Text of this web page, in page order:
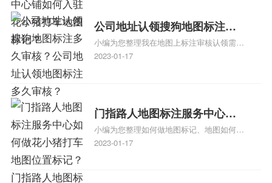
图标注服务中心面的存在。对于一些客户来
说，实体指路人地
公司地址认领搜狗地图标注多
久审核？公司地址认领地图标
注多久审核？
小编为您整理我在地图上标注审核认领需要
多久、我在地图上标注审核认领需要多久
情可查看下方正文！
2023-01-17
门指路人地图标注服务中心如
何做花小猪打车地图位置标
记？门指路人地图标注服务中
小编为您整理如何做地图标记、地图如何做
标记、so搜街景中如何做标记、360e启花贷
2023-01-17